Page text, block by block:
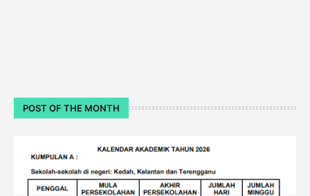
POST OF THE MONTH